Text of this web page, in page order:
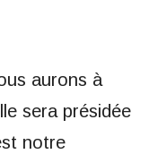
aurons à
sera présidée
notre